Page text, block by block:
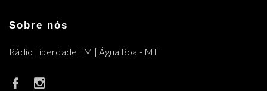
Sobre nós
Rádio Liberdade FM | Água Boa - MT